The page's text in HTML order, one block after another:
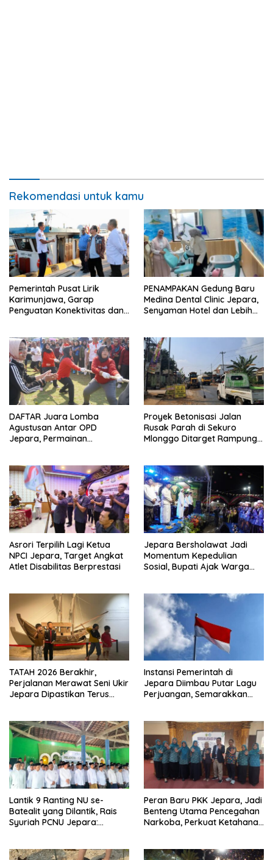
Rekomendasi untuk kamu
Pemerintah Pusat Lirik
Karimunjawa, Garap
Penguatan Konektivitas dan
PENAMPAKAN Gedung Baru
Medina Dental Clinic Jepara,
Senyaman Hotel dan Lebih
DAFTAR Juara Lomba
Agustusan Antar OPD
Jepara, Permainan
Proyek Betonisasi Jalan
Rusak Parah di Sekuro
Mlonggo Ditarget Rampung
Asrori Terpilih Lagi Ketua
NPCI Jepara, Target Angkat
Atlet Disabilitas Berprestasi
Jepara Bersholawat Jadi
Momentum Kepedulian
Sosial, Bupati Ajak Warga
TATAH 2026 Berakhir,
Perjalanan Merawat Seni Ukir
Jepara Dipastikan Terus
Instansi Pemerintah di
Jepara Diimbau Putar Lagu
Perjuangan, Semarakkan
Lantik 9 Ranting NU se-
Batealit yang Dilantik, Rais
Syuriah PCNU Jepara:
Peran Baru PKK Jepara, Jadi
Benteng Utama Pencegahan
Narkoba, Perkuat Ketahanan